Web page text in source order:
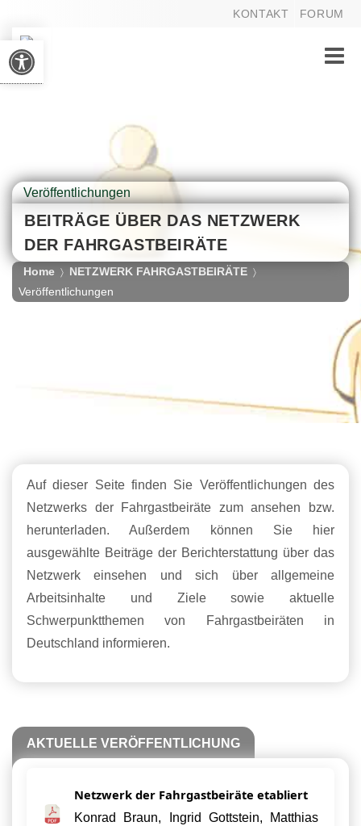
Werkzeugleiste öffnen
KONTAKT FORUM
Toggle
Veröffentlichungen
BEITRÄGE ÜBER DAS NETZWERK
DER FAHRGASTBEIRÄTE
Home 〉 NETZWERK FAHRGASTBEIRÄTE 〉
Veröffentlichungen
Auf dieser Seite finden Sie Veröffentlichungen des
Netzwerks der Fahrgastbeiräte zum ansehen bzw.
herunterladen. Außerdem können Sie hier
ausgewählte Beiträge der Berichterstattung über das
Netzwerk einsehen und sich über allgemeine
Arbeitsinhalte und Ziele sowie aktuelle
Schwerpunktthemen von Fahrgastbeiräten in
Deutschland informieren.
AKTUELLE VERÖFFENTLICHUNG
Netzwerk der Fahrgastbeiräte etabliert
Konrad Braun, Ingrid Gottstein, Matthias